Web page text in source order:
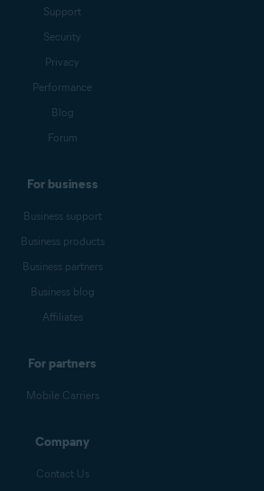
Support
Security
Privacy
Performance
Blog
Forum
For business
Business support
Business products
Business partners
Business blog
Affiliates
For partners
Mobile Carriers
Company
Contact Us